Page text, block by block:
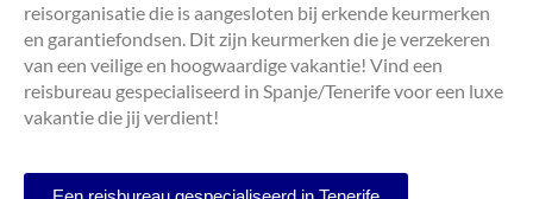
reisorganisatie die is aangesloten bij erkende keurmerken
en garantiefondsen. Dit zijn keurmerken die je verzekeren
van een veilige en hoogwaardige vakantie! Vind een
reisbureau gespecialiseerd in Spanje/Tenerife voor een luxe
vakantie die jij verdient!